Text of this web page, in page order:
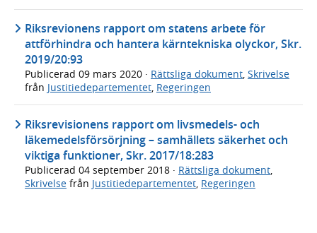
Riksrevionens rapport om statens arbete för
attförhindra och hantera kärntekniska olyckor, Skr.
2019/20:93
Publicerad 09 mars 2020 · Rättsliga dokument, Skrivelse
från Justitiedepartementet, Regeringen
Riksrevisionens rapport om livsmedels- och
läkemedelsförsörjning – samhällets säkerhet och
viktiga funktioner, Skr. 2017/18:283
Publicerad 04 september 2018 · Rättsliga dokument
Skrivelse från Justitiedepartementet Regeringen